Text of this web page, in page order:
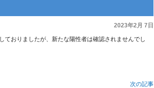
2023年2月 7日
おりましたが、新たな陽性者は確認されませんでし
次の記事